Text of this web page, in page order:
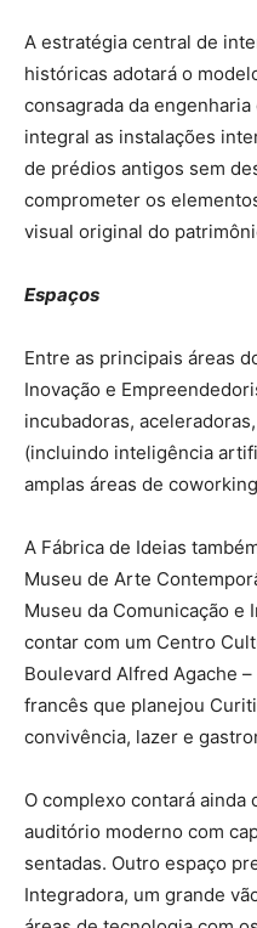
A estratégia central de
históricas adotará o
consagrada da
integral as instalações
de prédios antigos sem
comprometer os
visual original do
Espaços
Entre as principais áreas
Inovação e
incubadoras,
(incluindo inteligência
amplas áreas de
A Fábrica de Ideias
Museu de Arte
Museu da Comunicação e
contar com um Centro
Boulevard Alfred Agache
francês que planejou
convivência, lazer e
O complexo contará ainda
auditório moderno com
sentadas. Outro espaço
Integradora, um grande